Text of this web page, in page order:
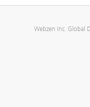
Webzen Inc. Global